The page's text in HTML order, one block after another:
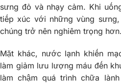
sưng đỏ và nhạy cảm. Khi
tiếp xúc với những vùng
chúng trở nên nghiêm trọng hơn.
Mặt khác, nước lạnh khiến
làm giảm lưu lượng máu đến
làm chậm quá trình chữa